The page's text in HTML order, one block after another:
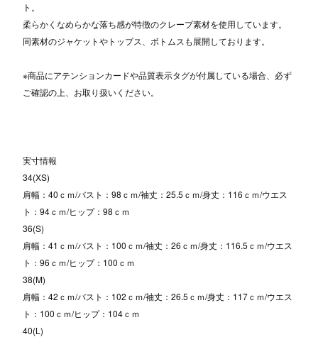
ト。
柔らかくなめらかな落ち感が特徴のクレープ素材を使用しています。
同素材のジャケットやトップス、ボトムスも展開しております。
※商品にアテンションカードや品質表示タグが付属している場合、必ず
ご確認の上、お取り扱いください。
実寸情報
34(XS)
肩幅：40ｃｍ/バスト：98ｃｍ/袖丈：25.5ｃｍ/身丈：116ｃｍ/ウエス
ト：94ｃｍ/ヒップ：98ｃｍ
36(S)
肩幅：41ｃｍ/バスト：100ｃｍ/袖丈：26ｃｍ/身丈：116.5ｃｍ/ウエス
ト：96ｃｍ/ヒップ：100ｃｍ
38(M)
肩幅：42ｃｍ/バスト：102ｃｍ/袖丈：26.5ｃｍ/身丈：117ｃｍ/ウエス
ト：100ｃｍ/ヒップ：104ｃｍ
40(L)